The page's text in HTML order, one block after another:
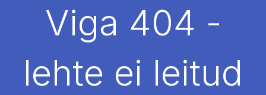
PALKAMAViga 404 -
lehte ei leitud